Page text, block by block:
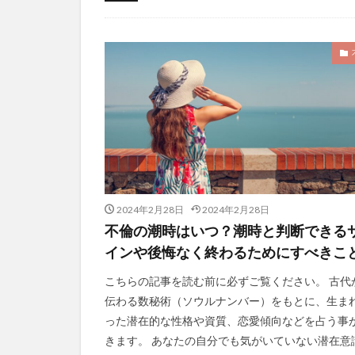
未分類
2024年2月28日 2024年2月28日
不倫の潮時はいつ？潮時と判断できる
インや後悔なく終わるためにすべきこ
こちらの記事を読む前に必ずご覧ください。 古代
伝わる数秘術（ソウルナンバー）をもとに、生ま
った潜在的な性格や資質、恋愛傾向などを占う事
きます。 あなたの自分でも気がいていない潜在意